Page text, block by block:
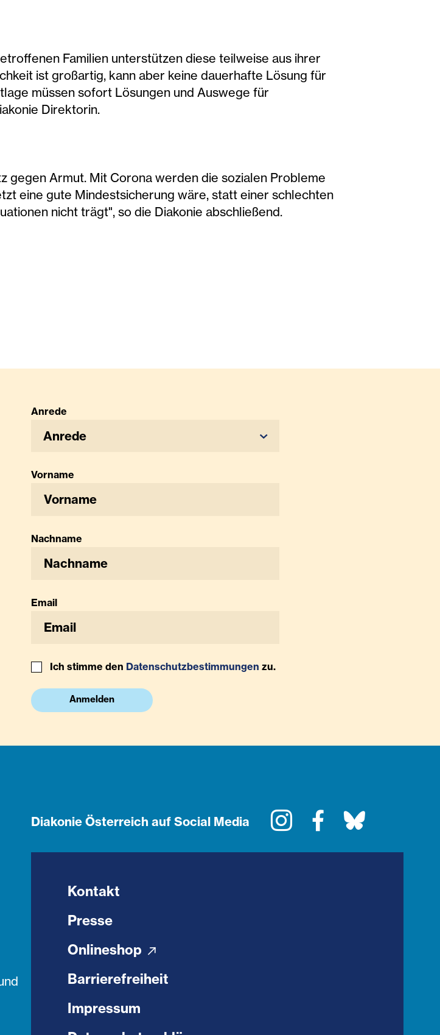
Familien unterstützen diese teilweise aus ihrer
ist großartig, kann aber keine dauerhafte Lösung für
müssen sofort Lösungen und Auswege für
Direktorin.
gegen Armut. Mit Corona werden die sozialen Probleme
eine gute Mindestsicherung wäre, statt einer schlechten
nicht trägt", so die Diakonie abschließend.
Anrede
Anrede
Vorname
Nachname
Email
Ich stimme den Datenschutzbestimmungen zu.
Anmelden
Diakonie Österreich auf Social Media InstagramFacebook
Kontakt
Presse
Onlineshop
Barrierefreiheit
Impressum